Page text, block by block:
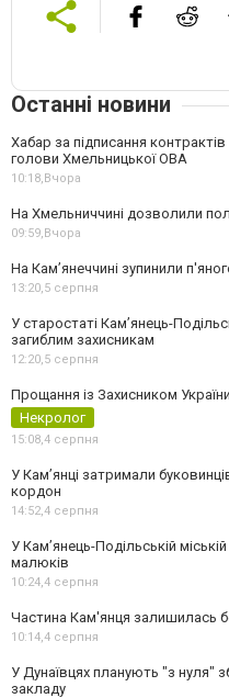
Останні новини
Хабар за підписання
голови Хмельницької ОВА
10:18,Вчора
На Хмельниччині дозволили
09:59,Вчора
На Камʼянеччині зупинили
13:20,5 серпня
У старостаті Кам’янець-
загиблим захисникам
12:20,5 серпня
Прощання із Захисником
Некролог
15:08,4 серпня
У Кам’янці затримали
кордон
14:52,4 серпня
У Кам’янець-Подільській
малюків
10:24,4 серпня
Частина Кам'янця залишилась
10:14,4 серпня
У Дунаївцях планують "з нуля"
закладу